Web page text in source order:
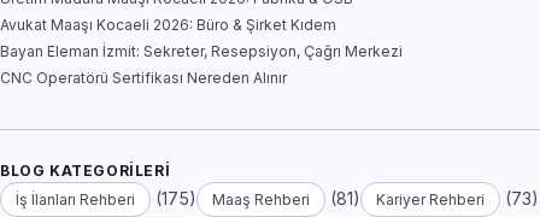
Avukat Maaşı Kocaeli 2026: Büro & Şirket Kıdem
Bayan Eleman İzmit: Sekreter, Resepsiyon, Çağrı Merkezi
CNC Operatörü Sertifikası Nereden Alınır
BLOG KATEGORILERI
İş İlanları Rehberi
(175) Maaş Rehberi (81) Kariyer Rehberi (73)